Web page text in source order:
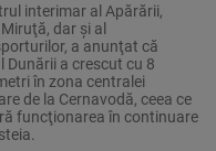
interimar al Apărării,
dar şi al
a anunţat că
Dunării a crescut cu 8
în zona centralei
de la Cernavodă, ceea ce
funcţionarea în continuare